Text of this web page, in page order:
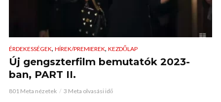
ÉRDEKESSÉGEK, HÍREK/PREMIEREK, KEZDŐLAP
Új gengszterfilm bemutatók 2023-
ban, PART II.
801 Meta nézetek 3 Meta olvasási idő